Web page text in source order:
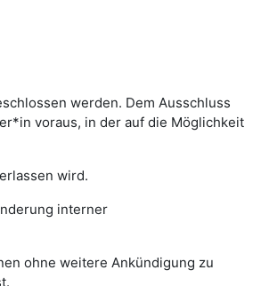
werden. Dem Ausschluss
voraus, in der auf die Möglichkeit
wird.
interner
ohne weitere Ankündigung zu